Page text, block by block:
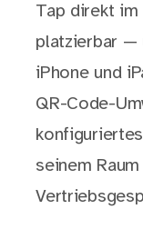
Tap direkt im
platzierbar —
iPhone und
QR-Code-
seinem